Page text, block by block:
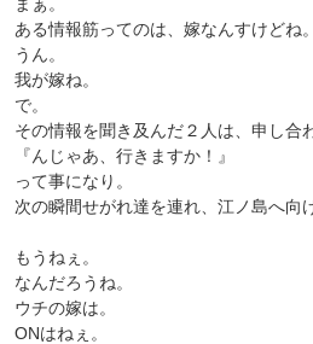
ある情報筋ってのは、嫁なんすけどね。
うん。
我が嫁ね。
で。
その情報を聞き及んだ２人は、申し合
『んじゃあ、行きますか！』
って事になり。
次の瞬間せがれ達を連れ、江ノ島へ向
もうねぇ。
なんだろうね。
ウチの嫁は。
ONはねぇ。